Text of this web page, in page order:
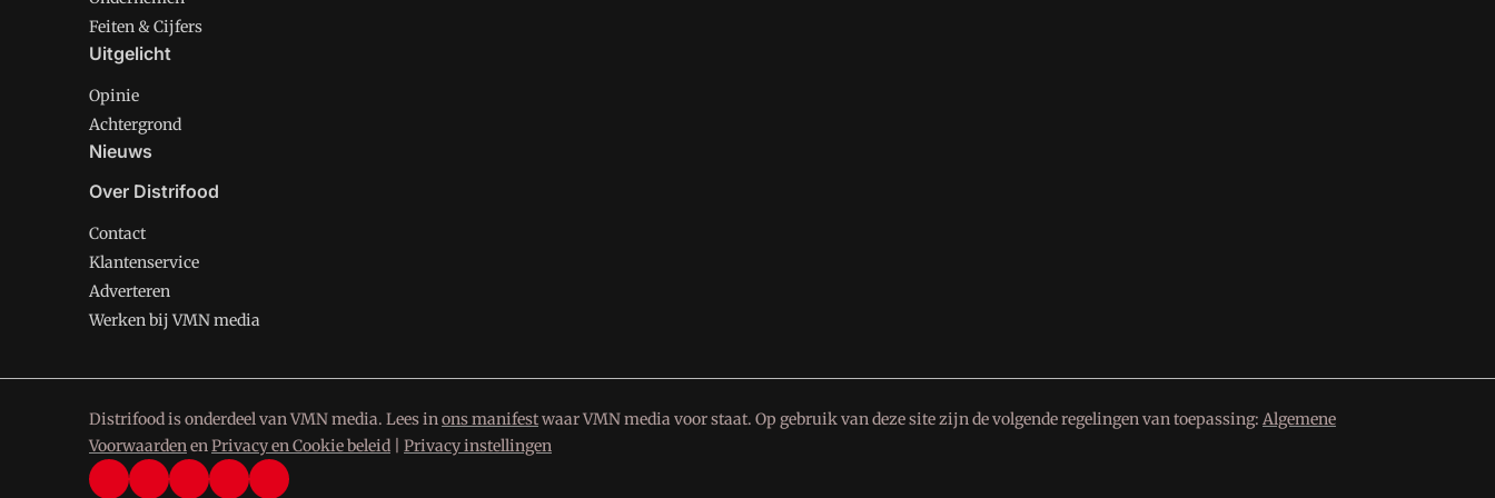
Feiten & Cijfers
Uitgelicht
Opinie
Achtergrond
Nieuws
Over Distrifood
Contact
Klantenservice
Adverteren
Werken bij VMN media
Distrifood is onderdeel van VMN media. Lees inons manifestwaar VMN media voor staat. Op gebruik van deze site zijn de volgende regelingen van toepassing: Algemene
VoorwaardenenPrivacy en Cookie beleid Privacy instellingen